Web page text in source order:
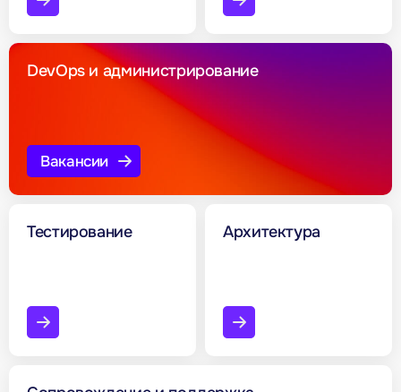
DevOps и администрирование
Вакансии
Тестирование Архитектура